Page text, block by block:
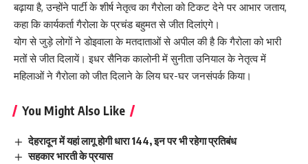
बढ़ाया है, उन्होंने पार्टी के शीर्ष नेतृत्व का गैरोला को टिकट देने पर आभार जताय,
कहा कि कार्यकर्ता गैरोला के प्रचंड बहुमत से जीत दिलांएगे।
योग से जुड़े लोगों ने डोइवाला के मतदाताओं से अपील की है कि गैरोला को भारी
मतों से जीत दिलायें। इधर सैनिक कालोनी में सुनीता उनियाल के नेतृत्व में
महिलाओं ने गैरोला को जीत दिलाने के लिय घर-घर जनसंपर्क किया।
You Might Also Like
देहरादून में यहां लागू होगी धारा 144, इन पर भी रहेगा प्रतिबंध
सहकार भारती के प्रयास